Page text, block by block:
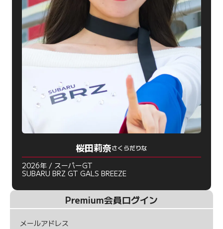
桜田莉奈さくらだりな
2026年 / スーパーGT
SUBARU BRZ GT GALS BREEZE
Premium会員ログイン
メールアドレス